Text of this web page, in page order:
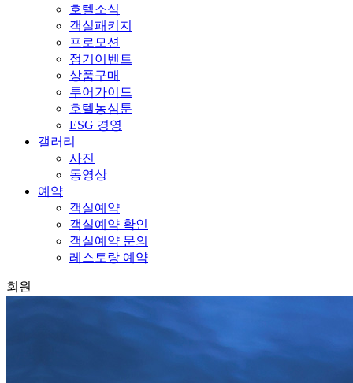
호텔소식
객실패키지
프로모션
정기이벤트
상품구매
투어가이드
호텔농심툰
ESG 경영
갤러리
사진
동영상
예약
객실예약
객실예약 확인
객실예약 문의
레스토랑 예약
회원